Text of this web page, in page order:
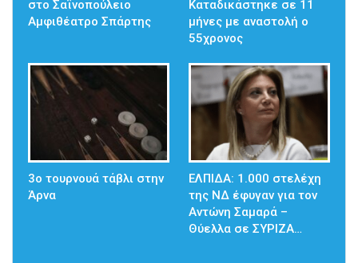
στο Σαϊνοπούλειο
Αμφιθέατρο Σπάρτης
Καταδικάστηκε σε 11
μήνες με αναστολή ο
55χρονος
3ο τουρνουά τάβλι στην
Άρνα
ΕΛΠΙΔΑ: 1.000 στελέχη
της ΝΔ έφυγαν για τον
Αντώνη Σαμαρά –
Θύελλα σε ΣΥΡΙΖΑ…